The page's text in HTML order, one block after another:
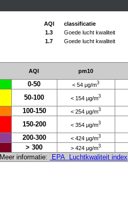
AQI
classificatie
1.3
Goede lucht kwaliteit
1.7 Goede lucht kwaliteit
AQI pm10
0-50 < 54 μg/m3
50-100 < 154 μg/m3
100-150 < 254 μg/m3
150-200 < 354 μg/m3
200-300 < 424 μg/m3
> 300 > 424 μg/m3
Meer informatie: EPA Luchtkwaliteit index